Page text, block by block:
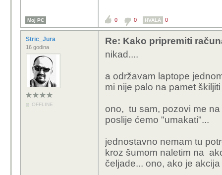
Moj PC 0 0 HVALA 0
Stric_Jura
16 godina
OFFLINE
Re: Kako pripremiti
nikad....
a održavam laptope
mi nije palo na pamet
ono, tu sam, pozovi me
poslije ćemo "umakati"...
jednostavno nemam tu
kroz šumom naletim na
čeljade... ono, ako je